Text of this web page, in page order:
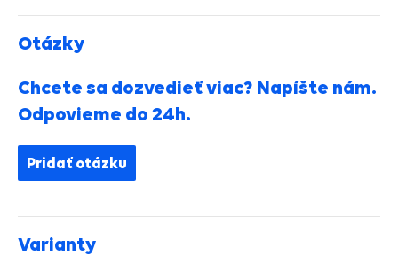
Otázky
Chcete sa dozvedieť viac? Napíšte nám.
Odpovieme do 24h.
Pridať otázku
Varianty